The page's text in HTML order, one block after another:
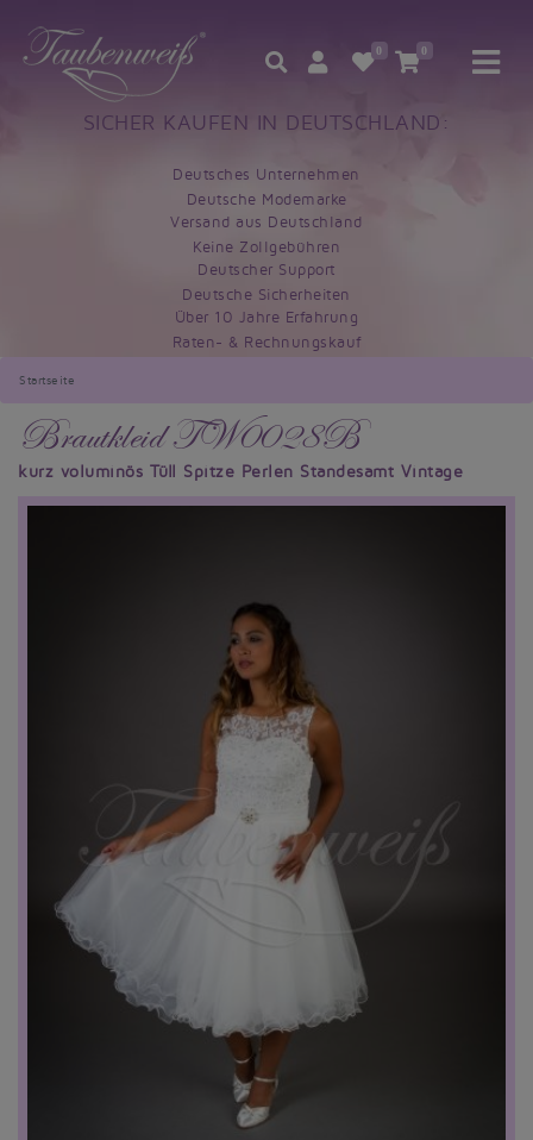
0 0
SICHER KAUFEN IN DEUTSCHLAND:
Deutsches Unternehmen
Deutsche Modemarke
Versand aus Deutschland
Keine Zollgebühren
Deutscher Support
Deutsche Sicherheiten
Über 10 Jahre Erfahrung
Raten- & Rechnungskauf
Startseite
Brautkleid TW0028B
kurz voluminös Tüll Spitze Perlen Standesamt Vintage